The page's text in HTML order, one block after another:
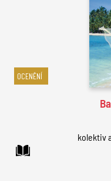
OCENĚNÍ
kolektiv